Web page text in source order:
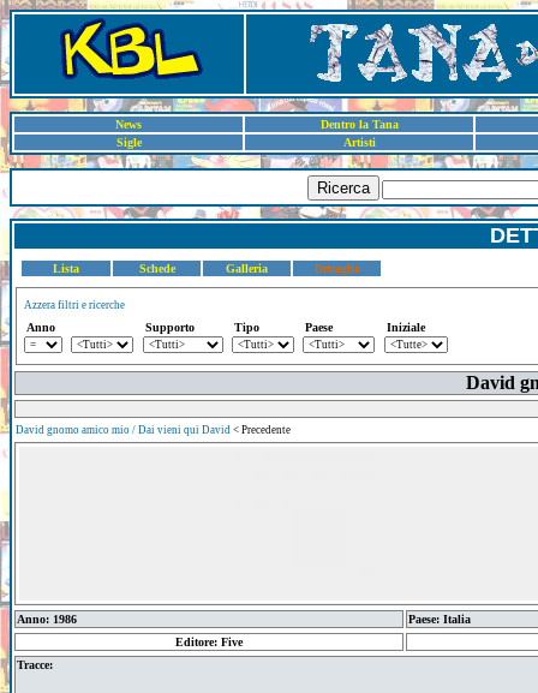
News
Dentro la Tana
Sigle
Artisti
Ricerca
Lista Schede Galleria Dettaglio
Azzera filtri e ricerche
Anno Supporto Tipo Paese Iniziale
David
David gnomo amico mio / Dai vieni qui David < Precedente
Anno: 1986
Paese: Italia
Editore: Five
Tracce: